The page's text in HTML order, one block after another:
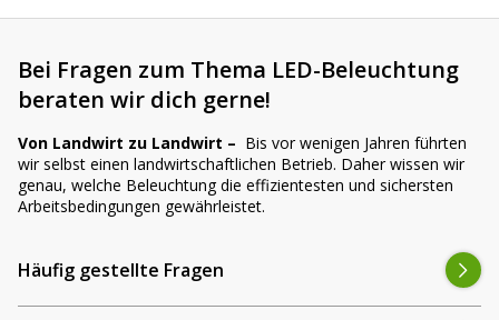
Bei Fragen zum Thema LED-Beleuchtung
beraten wir dich gerne!
Von Landwirt zu Landwirt – Bis vor wenigen Jahren führten
wir selbst einen landwirtschaftlichen Betrieb. Daher wissen wir
genau, welche Beleuchtung die effizientesten und sichersten
Arbeitsbedingungen gewährleistet.
Häufig gestellte Fragen